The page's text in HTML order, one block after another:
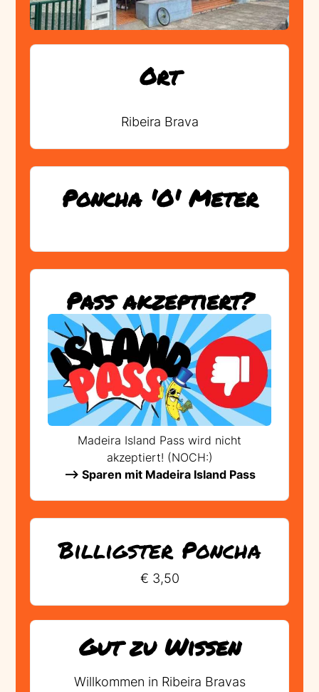
Ort
Ribeira Brava
Poncha 'O' Meter
Pass akzeptiert?
Madeira Island Pass wird nicht
akzeptiert! (NOCH:)
--> Sparen mit Madeira Island Pass
Billigster Poncha
€ 3,50
Gut zu Wissen
Willkommen in Ribeira Bravas